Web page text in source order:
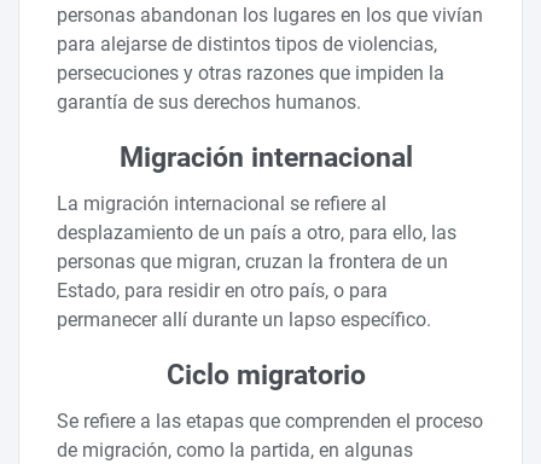
personas abandonan los lugares en los que vivían
para alejarse de distintos tipos de violencias,
persecuciones y otras razones que impiden la
garantía de sus derechos humanos.
Migración internacional
La migración internacional se refiere al
desplazamiento de un país a otro, para ello, las
personas que migran, cruzan la frontera de un
Estado, para residir en otro país, o para
permanecer allí durante un lapso específico.
Ciclo migratorio
Se refiere a las etapas que comprenden el proceso
de migración, como la partida, en algunas